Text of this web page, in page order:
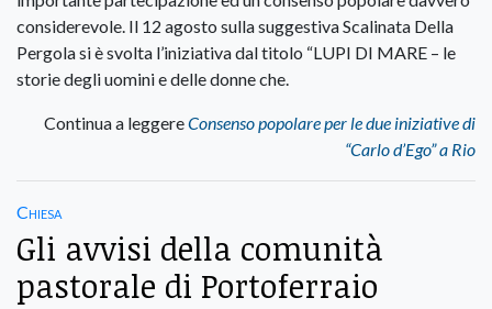
considerevole. Il 12 agosto sulla suggestiva Scalinata Della
Pergola si è svolta l’iniziativa dal titolo “LUPI DI MARE – le
storie degli uomini e delle donne che.
Continua a leggereConsenso popolare per le due iniziative di
“Carlo d’Ego” a Rio
Chiesa
Gli avvisi della comunità
pastorale di Portoferraio